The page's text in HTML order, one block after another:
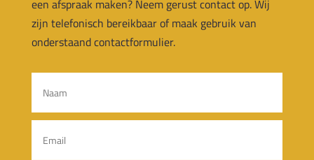
een afspraak maken? Neem gerust contact op. Wij
zijn telefonisch bereikbaar of maak gebruik van
onderstaand contactformulier.